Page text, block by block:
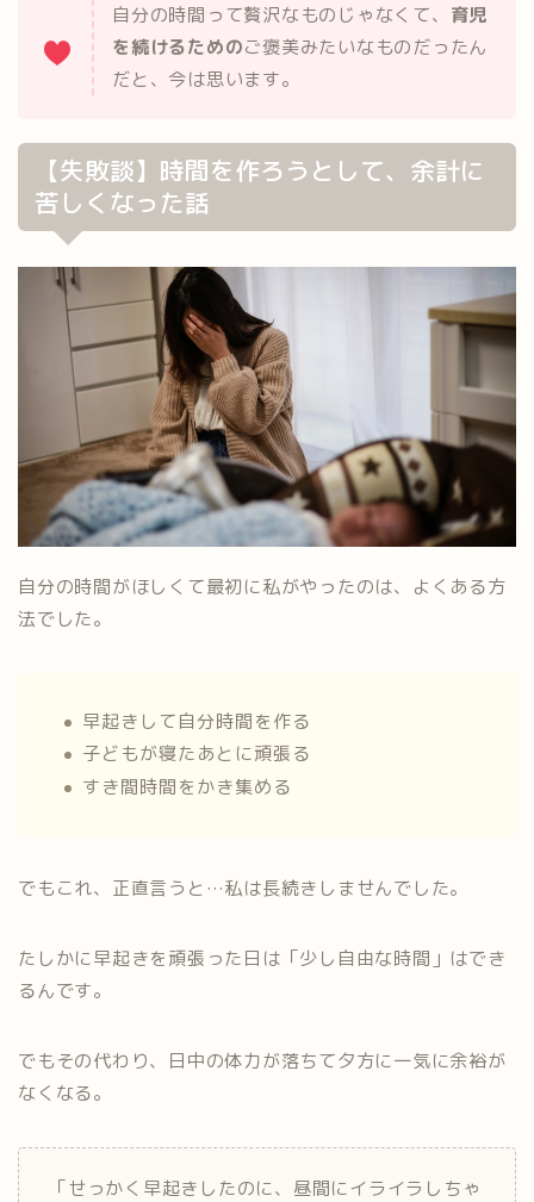
自分の時間って贅沢なものじゃなくて、 育児
を続けるためのご褒美みたいなものだったん
だと、今は思います。
【失敗談】時間を作ろうとして、余計に
苦しくなった話
自分の時間がほしくて最初に私がやったのは、よくある方
法でした。
早起きして自分時間を作る
子どもが寝たあとに頑張る
すき間時間をかき集める
でもこれ、正直言うと…私は長続きしませんでした。
たしかに早起きを頑張った日は「少し自由な時間」はでき
るんです。
でもその代わり、日中の体力が落ちて夕方に一気に余裕が
なくなる。
「せっかく早起きしたのに、昼間にイライラしちゃ